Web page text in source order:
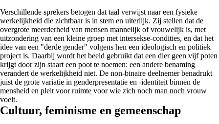
Verschillende sprekers betogen dat taal verwijst naar een fysieke
werkelijkheid die zichtbaar is in stem en uiterlijk. Zij stellen dat de
overgrote meerderheid van mensen mannelijk of vrouwelijk is, met
uitzondering van een kleine groep met intersekse-condities, en dat het
idee van een "derde gender" volgens hen een ideologisch en politiek
project is. Daarbij wordt het beeld gebruikt dat een dier geen vijf poten
krijgt door zijn staart een poot te noemen: een andere benaming
verandert de werkelijkheid niet. De non-binaire deelnemer benadrukt
juist de grote variatie in genderpresentatie en -identiteit binnen de
mensheid en pleit voor ruimte voor wie zich noch man noch vrouw
voelt.
Cultuur, feminisme en gemeenschap